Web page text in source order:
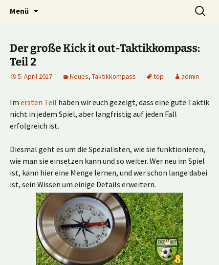
Kick it out!
Multiplayer Football Manager
Menü
Suche
nach:
Der große Kick it out-Taktikkompass:
Teil 2
5. April 2017 Neues, Taktikkompass top admin
Im ersten Teil haben wir euch gezeigt, dass eine gute Taktik
nicht in jedem Spiel, aber langfristig auf jeden Fall
erfolgreich ist.
Diesmal geht es um die Spezialisten, wie sie funktionieren,
wie man sie einsetzen kann und so weiter. Wer neu im Spiel
ist, kann hier eine Menge lernen, und wer schon lange dabei
ist, sein Wissen um einige Details erweitern.